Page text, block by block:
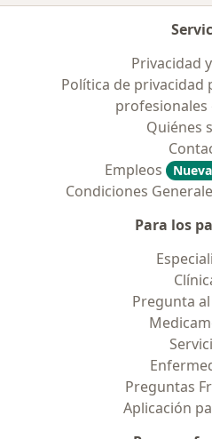
Privacidad
Política de privacidad
profesionales
Quiénes
Empleos
Condiciones
Para los
Pregunta
Preguntas
Aplicación